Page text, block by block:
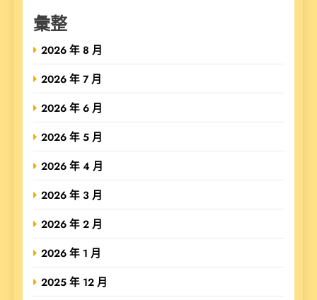
彙整
2026 年 8 月
2026 年 7 月
2026 年 6 月
2026 年 5 月
2026 年 4 月
2026 年 3 月
2026 年 2 月
2026 年 1 月
2025 年 12 月